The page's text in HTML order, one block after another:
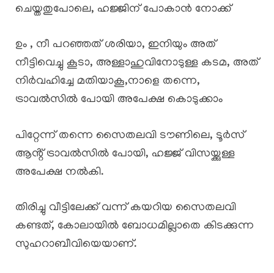
ചെയ്തതുപോലെ, ഹജ്ജിന് പോകാൻ നോക്ക്
ഉം , നീ പറഞ്ഞത് ശരിയാ, ഇനിയും അത്
നീട്ടിവെച്ചു കൂടാ, അള്ളാഹുവിനോടുള്ള കടമ, അത്
നിർവഹിച്ചേ മതിയാകൂ,നാളെ തന്നെ,
ട്രാവൽസിൽ പോയി അപേക്ഷ കൊടുക്കാം
പിറ്റേന്ന് തന്നെ സൈതലവി ടൗണിലെ, ടൂർസ്
ആൻ്റ് ട്രാവൽസിൽ പോയി, ഹജ്ജ് വിസയ്ക്കുള്ള
അപേക്ഷ നൽകി.
തിരിച്ചു വീട്ടിലേക്ക് വന്ന് കയറിയ സൈതലവി
കണ്ടത്, കോലായിൽ ബോധമില്ലാതെ കിടക്കുന്ന
സുഹറാബീവിയെയാണ്.